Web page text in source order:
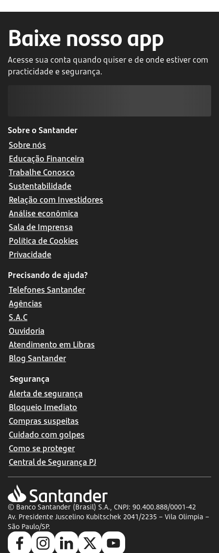
Baixe nosso app
Acesse sua conta quando quiser e de onde estiver com
practicidade e segurança.
Sobre o Santander
Sobre nós
Educação Financeira
Trabalhe Conosco
Sustentabilidade
Relação com Investidores
Análise econômica
Sala de Imprensa
Política de Cookies
Privacidade
Precisando de ajuda?
Telefones Santander
Agências
S.A.C
Ouvidoria
Atendimento em Libras
Blog Santander
Segurança
Alerta de segurança
Bloqueio Imediato
Compras suspeitas
Cuidado com golpes
Como se proteger
Central de Segurança PJ
© Banco Santander (Brasil) S.A., CNPJ: 90.400.888/0001-42
Av. Presidente Juscelino Kubitschek 2041/2235 – Vila Olímpia –
São Paulo/SP.